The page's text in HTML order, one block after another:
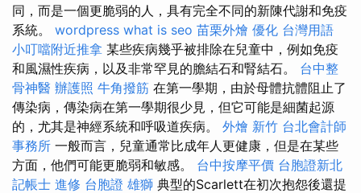
同，而是一個更脆弱的人，具有完全不同的新陳代謝和免疫
系統。 wordpress what is seo 苗栗外燴 優化 台灣用語
小叮噹附近推拿 某些疾病幾乎被排除在兒童中，例如免疫
和風濕性疾病，以及非常罕見的膽結石和腎結石。 台中整
骨神醫 辦護照 牛角撥筋 在第一學期，由於母體抗體阻止了
傳染病，傳染病在第一學期很少見，但它可能是細菌起源
的，尤其是神經系統和呼吸道疾病。 外燴 新竹 台北會計師
事務所 一般而言，兒童通常比成年人更健康，但是在某些
方面，他們可能更脆弱和敏感。 台中按摩平價 台胞證新北
記帳士 進修 台胞證 雄獅 典型的Scarlett在初次抱怨後還提